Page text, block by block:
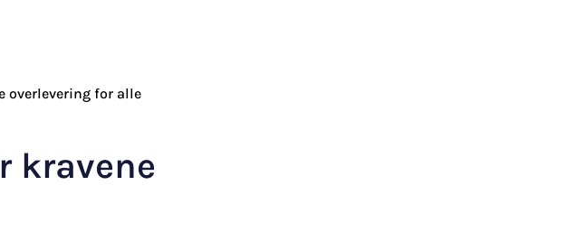
overlevering for alle
kravene